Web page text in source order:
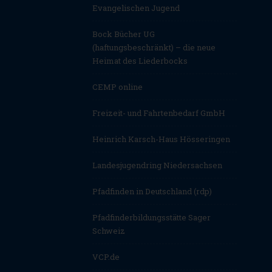
Evangelischen Jugend
Bock Bücher UG
(haftungsbeschränkt) – die neue
Heimat des Liederbocks
CEMP online
Freizeit- und Fahrtenbedarf GmbH
Heinrich Karsch-Haus Hösseringen
Landesjugendring Niedersachsen
Pfadfinden in Deutschland (rdp)
Pfadfinderbildungsstätte Sager
Schweiz
VCP.de